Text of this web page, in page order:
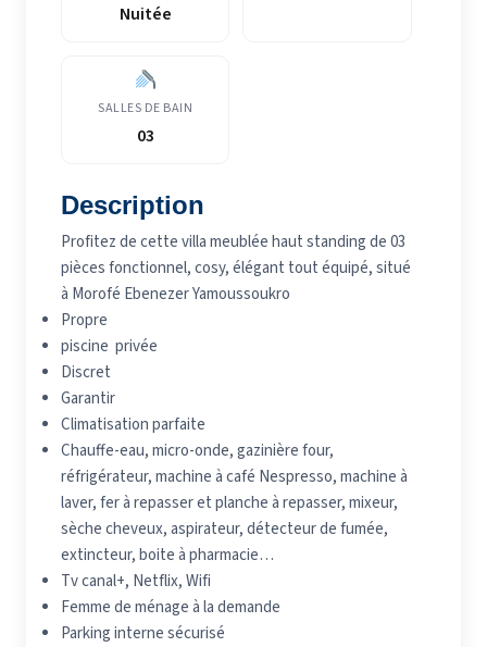
Nuitée
SALLES DE BAIN
03
Description
Profitez de cette villa meublée haut standing de 03
pièces fonctionnel, cosy, élégant tout équipé, situé
à Morofé Ebenezer Yamoussoukro
Propre
piscine privée
Discret
Garantir
Climatisation parfaite
Chauffe-eau, micro-onde, gazinière four,
réfrigérateur, machine à café Nespresso, machine à
laver, fer à repasser et planche à repasser, mixeur,
sèche cheveux, aspirateur, détecteur de fumée,
extincteur, boite à pharmacie…
Tv canal+, Netflix, Wifi
Femme de ménage à la demande
Parking interne sécurisé